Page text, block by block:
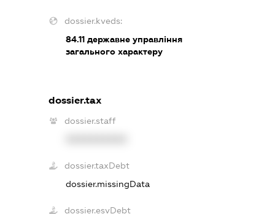
dossier.kveds:
84.11державне управління
загального характеру
dossier.tax
dossier.staff
dossier.taxDebt
dossier.missingData
dossier.esvDebt